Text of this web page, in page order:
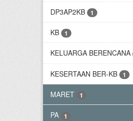
DP3AP2KB 1
KB 1
KELUARGA BERENCANA
KESERTAAN BER-KB 1
MARET 1
PA 1